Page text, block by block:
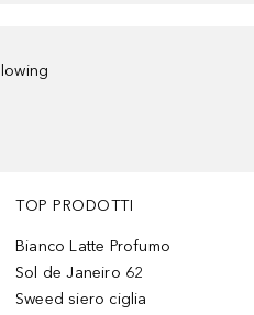
TOP PRODOTTI
Bianco Latte Profumo
Sol de Janeiro 62
Sweed siero ciglia